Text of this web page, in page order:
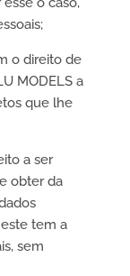
o direito de
MODELS a
que lhe
a ser
obter da
tem a
sem